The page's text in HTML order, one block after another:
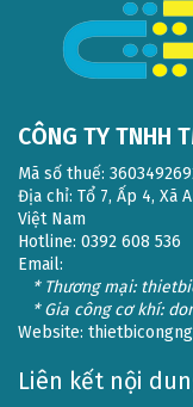
CÔNG TY TNHH
Mã số thuế:
Địa chỉ: Tổ 7, Ấp 4, Xã
Việt Nam
Hotline: 0392 608 536
Email:
* Thương mại:
* Gia công cơ khí:
Website:
Liên kết nội